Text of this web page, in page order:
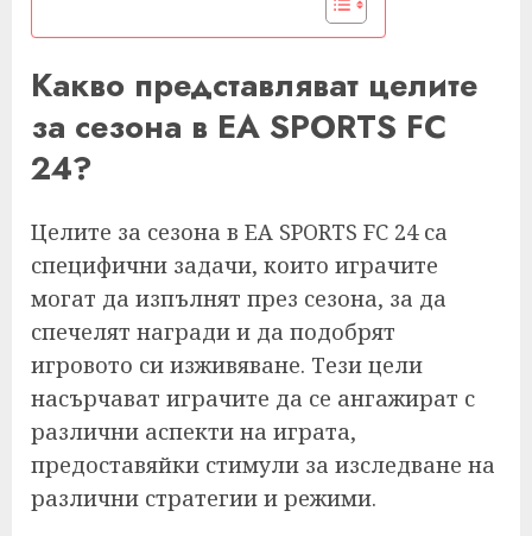
Какво представляват целите
за сезона в EA SPORTS FC
24?
Целите за сезона в EA SPORTS FC 24 са
специфични задачи, които играчите
могат да изпълнят през сезона, за да
спечелят награди и да подобрят
игровото си изживяване. Тези цели
насърчават играчите да се ангажират с
различни аспекти на играта,
предоставяйки стимули за изследване на
различни стратегии и режими.